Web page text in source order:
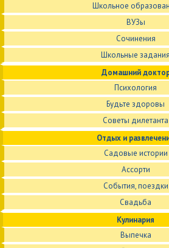
Школьное
ВУЗы
Сочинения
Школьные задания
Домашний
Психология
Будьте здоровы
Советы дилетанта
Отдых и
Садовые истории
Ассорти
События, поездки
Свадьба
Кулинария
Выпечка